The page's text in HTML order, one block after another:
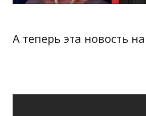
А теперь эта новость